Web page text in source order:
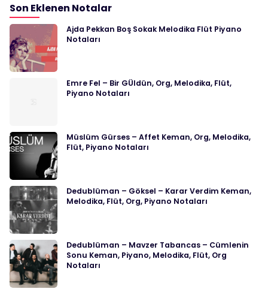
Son Eklenen Notalar
Ajda Pekkan Boş Sokak Melodika Flüt Piyano
Notaları
Emre Fel – Bir GÜldün, Org, Melodika, Flüt,
Piyano Notaları
Müslüm Gürses – Affet Keman, Org, Melodika,
Flüt, Piyano Notaları
Dedublüman – Göksel – Karar Verdim Keman,
Melodika, Flüt, Org, Piyano Notaları
Dedublüman – Mavzer Tabancas – Cümlenin
Sonu Keman, Piyano, Melodika, Flüt, Org
Notaları